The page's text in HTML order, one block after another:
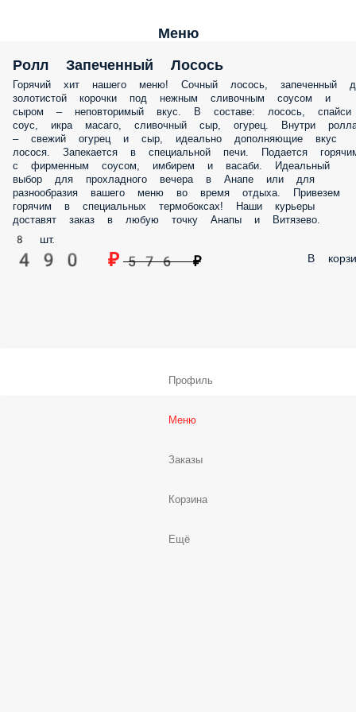
Меню
Ролл Запеченный Лосось
Горячий хит нашего меню! Сочный лосось, запеченный
золотистой корочки под нежным сливочным соусом и
сыром – неповторимый вкус. В составе: лосось, спайси
соус, икра масаго, сливочный сыр, огурец. Внутри
– свежий огурец и сыр, идеально дополняющие вкус
лосося. Запекается в специальной печи. Подается
с фирменным соусом, имбирем и васаби. Идеальный
выбор для прохладного вечера в Анапе или для
разнообразия вашего меню во время отдыха. Привезем
горячим в специальных термобоксах! Наши курьеры
доставят заказ в любую точку Анапы и Витязево.
8 шт.
490 ₽ 576 ₽ В
Профиль
Меню
Заказы
Корзина
Ещё